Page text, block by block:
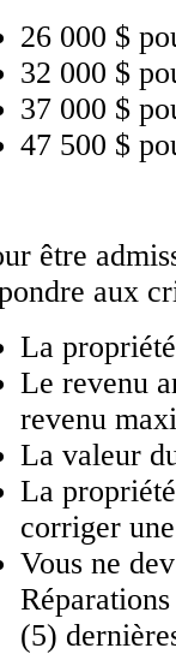
26 000 $
32 000 $
37 000 $
47 500 $
être
aux
La
Le revenu
revenu
La valeur
La
corriger
Vous ne
(5)